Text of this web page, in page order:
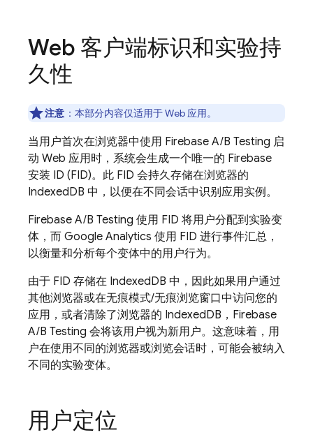
Web 客户端标识和实验持
久性
注意 ： 本部分内容仅适用于 Web 应用。
当用户首次在浏览器中使用 Firebase A/B Testing 启
动 Web 应用时，系统会生成一个唯一的 Firebase
安装 ID (FID)。此 FID 会持久存储在浏览器的
IndexedDB 中，以便在不同会话中识别应用实例。
Firebase A/B Testing 使用 FID 将用户分配到实验变
体，而 Google Analytics 使用 FID 进行事件汇总，
以衡量和分析每个变体中的用户行为。
由于 FID 存储在 IndexedDB 中，因此如果用户通过
其他浏览器或在无痕模式/无痕浏览窗口中访问您的
应用，或者清除了浏览器的 IndexedDB， Firebase
A/B Testing 会将该用户视为新用户。这意味着，用
户在使用不同的浏览器或浏览会话时，可能会被纳入
不同的实验变体。
用户定位